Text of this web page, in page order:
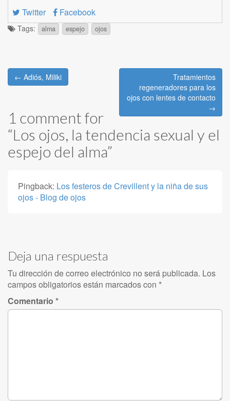
Twitter
Facebook
Tags: alma espejo ojos
Post
navigation
← Adiós, Miliki
Tratamientos
regeneradores para los
ojos con lentes de contacto
→
1 comment for
“Los ojos, la tendencia sexual y el
espejo del alma”
Pingback: Los festeros de Crevillent y la niña de sus
ojos - Blog de ojos
Deja una respuesta
Tu dirección de correo electrónico no será publicada. Los
campos obligatorios están marcados con *
Comentario *